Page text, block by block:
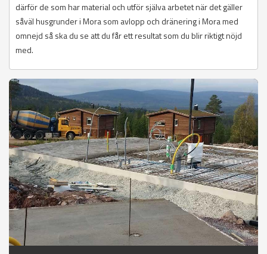
därför de som har material och utför själva arbetet när det gäller
såväl husgrunder i Mora som avlopp och dränering i Mora med
omnejd så ska du se att du får ett resultat som du blir riktigt nöjd
med.